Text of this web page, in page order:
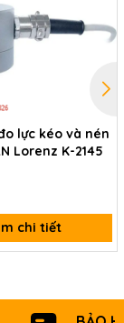
lực kéo và nén
Lorenz K-2145
chi tiết